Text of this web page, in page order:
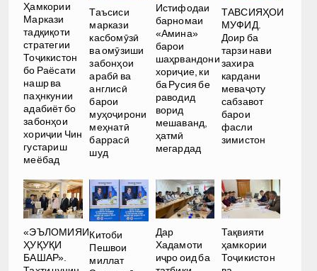
Ҳамкории
Маркази
тадқиқоти
стратегии
Тоҷикистон
бо Раёсати
нашр ва
паҳнкунии
адабиёт бо
забонҳои
хориҷии Чин
густариш
меёбад
Таъсиси
маркази
касбомӯзӣ
ва омӯзиши
забонҳои
арабӣ ва
англисӣ
барои
муҳоҷирони
меҳнатӣ
баррасӣ
шуд
Истифодаи
барномаи
«Амина»
барои
шаҳрвандони
хориҷие, ки
ба Русия бе
раводид
ворид
мешаванд,
ҳатмӣ
мегардад
ТАВСИЯҲОИ
МУФИД.
Доир ба
тарзи нави
захира
кардани
меваҷоту
сабзавот
барои
фасли
зимистон
«ЭЪЛОМИЯИ
ҲУҚУҚИ
БАШАР».
Китоби
Пешвои
миллат
Дар
Хадамоти
иҷро оид ба
Тақвияти
ҳамкории
Тоҷикистон